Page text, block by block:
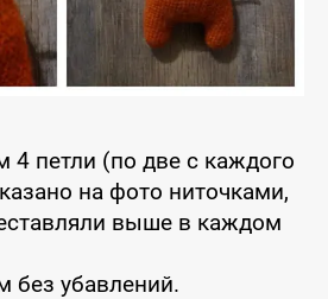
4 петли (по две с каждого
на фото ниточками,
выше в каждом
без убавлений.